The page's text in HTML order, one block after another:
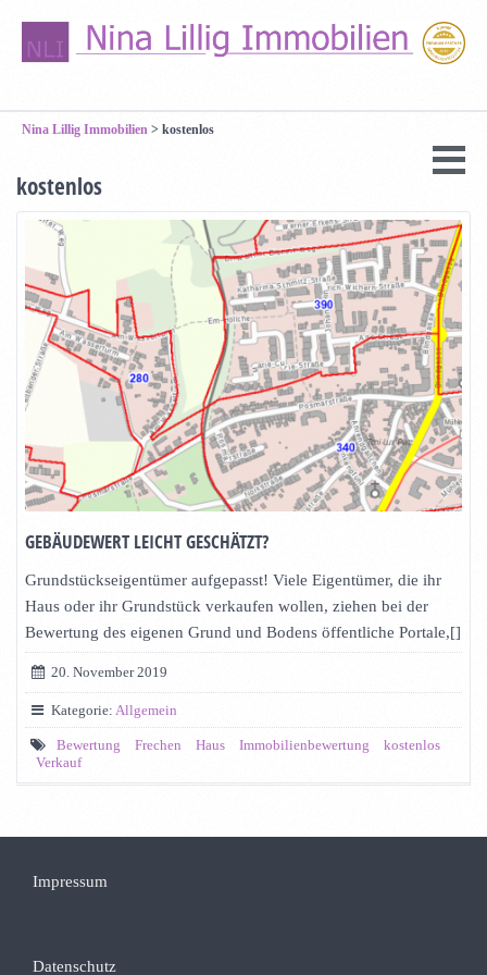
Nina Lillig Immobilien > kostenlos
kostenlos
GEBÄUDEWERT LEICHT GESCHÄTZT?
Grundstückseigentümer aufgepasst! Viele Eigentümer, die ihr
Haus oder ihr Grundstück verkaufen wollen, ziehen bei der
Bewertung des eigenen Grund und Bodens öffentliche Portale,[]
20. November 2019
Kategorie: Allgemein
Bewertung Frechen Haus Immobilienbewertung
kostenlos
Verkauf
Impressum
Datenschutz